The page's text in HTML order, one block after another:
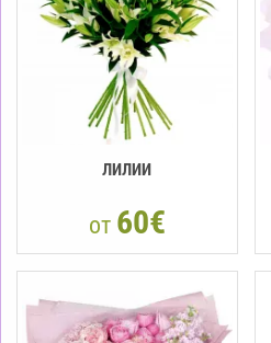
ЛИЛИИ
от 60€